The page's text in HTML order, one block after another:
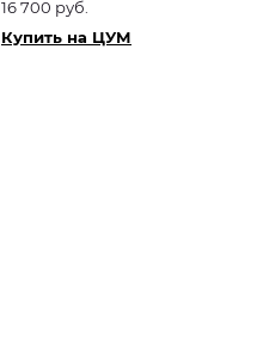
16 700 руб.
Купить на ЦУМ